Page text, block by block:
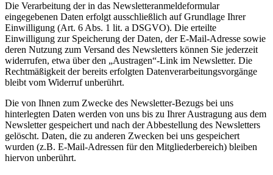
Die Verarbeitung der in das Newsletteranmeldeformular
eingegebenen Daten erfolgt ausschließlich auf Grundlage Ihrer
Einwilligung (Art. 6 Abs. 1 lit. a DSGVO). Die erteilte
Einwilligung zur Speicherung der Daten, der E-Mail-Adresse sowie
deren Nutzung zum Versand des Newsletters können Sie jederzeit
widerrufen, etwa über den „Austragen“-Link im Newsletter. Die
Rechtmäßigkeit der bereits erfolgten Datenverarbeitungsvorgänge
bleibt vom Widerruf unberührt.
Die von Ihnen zum Zwecke des Newsletter-Bezugs bei uns
hinterlegten Daten werden von uns bis zu Ihrer Austragung aus dem
Newsletter gespeichert und nach der Abbestellung des Newsletters
gelöscht. Daten, die zu anderen Zwecken bei uns gespeichert
wurden (z.B. E-Mail-Adressen für den Mitgliederbereich) bleiben
hiervon unberührt.